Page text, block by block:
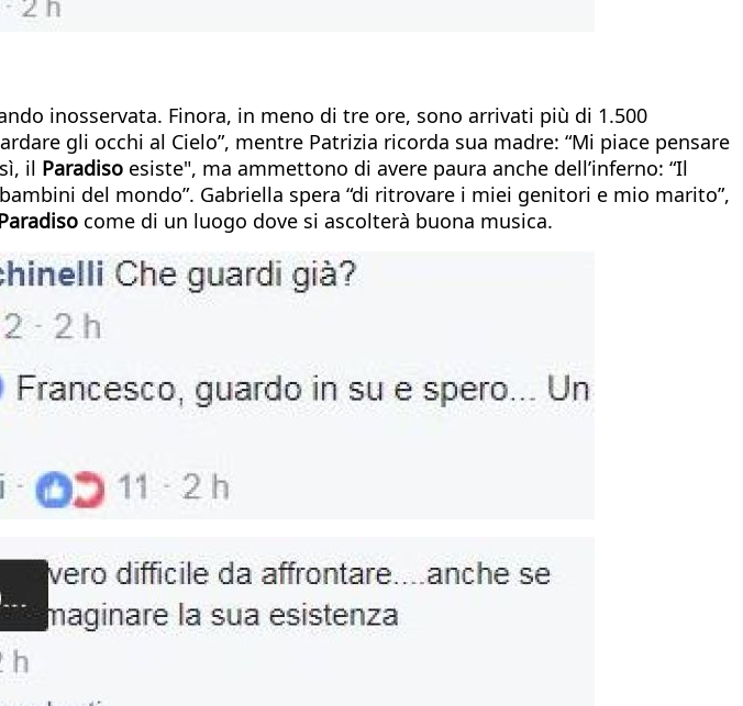
inosservata. Finora, in meno di tre ore, sono arrivati più di 1.500
gli occhi al Cielo”, mentre Patrizia ricorda sua madre: “Mi piace pensare
il Paradiso esiste", ma ammettono di avere paura anche dell’inferno: “Il
del mondo”. Gabriella spera “di ritrovare i miei genitori e mio marito”,
come di un luogo dove si ascolterà buona musica.